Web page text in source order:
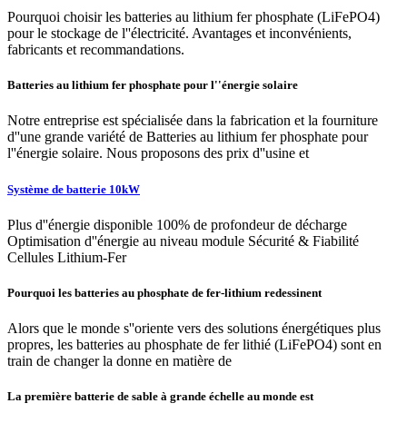
Pourquoi choisir les batteries au lithium fer phosphate (LiFePO4)
pour le stockage de l''électricité. Avantages et inconvénients,
fabricants et recommandations.
Batteries au lithium fer phosphate pour l''énergie solaire
Notre entreprise est spécialisée dans la fabrication et la fourniture
d''une grande variété de Batteries au lithium fer phosphate pour
l''énergie solaire. Nous proposons des prix d''usine et
Système de batterie 10kW
Plus d''énergie disponible 100% de profondeur de décharge
Optimisation d''énergie au niveau module Sécurité & Fiabilité
Cellules Lithium-Fer
Pourquoi les batteries au phosphate de fer-lithium redessinent
Alors que le monde s''oriente vers des solutions énergétiques plus
propres, les batteries au phosphate de fer lithié (LiFePO4) sont en
train de changer la donne en matière de
La première batterie de sable à grande échelle au monde est